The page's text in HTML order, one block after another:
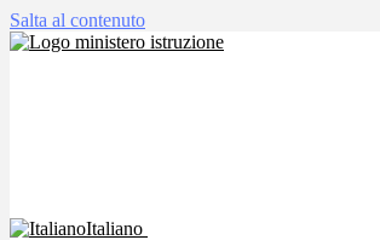
Salta al contenuto
Italiano